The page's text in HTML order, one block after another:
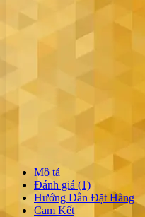
Mô tả
Đánh giá (1)
Hướng Dẫn Đặt Hàng
Cam Kết